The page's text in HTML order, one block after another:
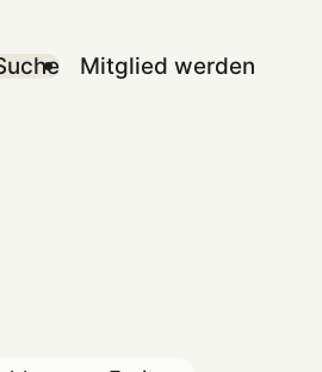
Mitglied werden